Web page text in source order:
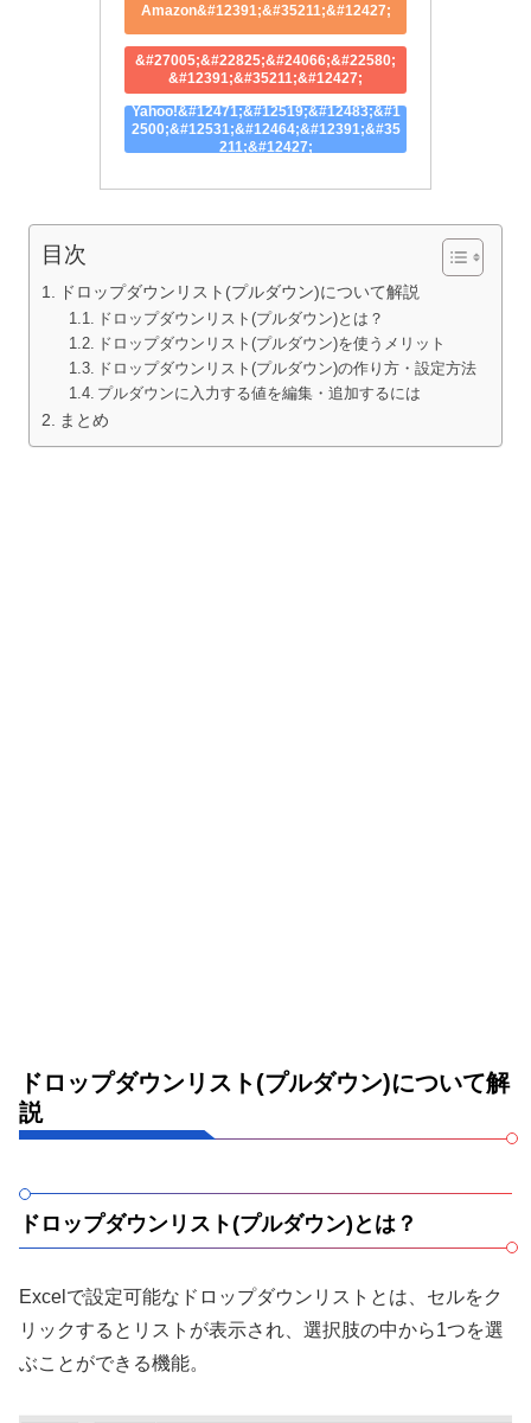
Amazon&#12391;&#35211;&#12427;
&#27005;&#22825;&#24066;&#22580;
&#12391;&#35211;&#12427;
Yahoo!&#12471;&#12519;&#12483;&#1
2500;&#12531;&#12464;&#12391;&#35
211;&#12427;
目次
ドロップダウンリスト(プルダウン)について解説
ドロップダウンリスト(プルダウン)とは？
ドロップダウンリスト(プルダウン)を使うメリット
ドロップダウンリスト(プルダウン)の作り方・設定方法
プルダウンに入力する値を編集・追加するには
まとめ
ドロップダウンリスト(プルダウン)について解
説
ドロップダウンリスト(プルダウン)とは？
Excelで設定可能なドロップダウンリストとは、セルをク
リックするとリストが表示され、選択肢の中から1つを選
ぶことができる機能。